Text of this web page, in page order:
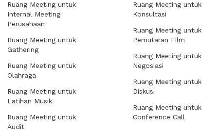
Ruang Meeting untuk
Internal Meeting
Perusahaan
Ruang Meeting untuk
Gathering
Ruang Meeting untuk
Olahraga
Ruang Meeting untuk
Latihan Musik
Ruang Meeting untuk
Audit
Ruang Meeting untuk
Konsultasi
Ruang Meeting untuk
Pemutaran Film
Ruang Meeting untuk
Negosiasi
Ruang Meeting untuk
Diskusi
Ruang Meeting untuk
Conference Call